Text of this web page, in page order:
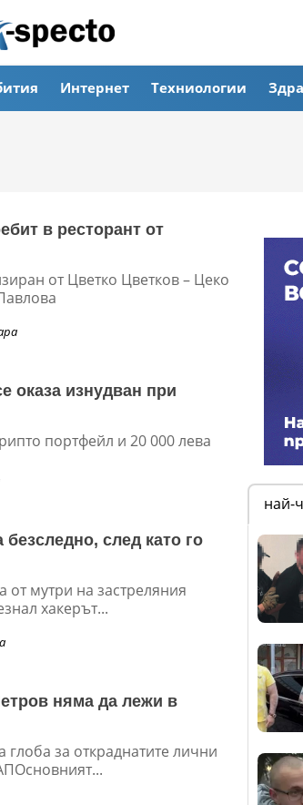
Интернет Техниологии
в ресторант от
от Цветко Цветков – Цеко
оказа изнудван при
портфейл и 20 000 лева
след като го
мутри на застреляния
хакерът...
няма да лежи в
за откраднатите лични
най-